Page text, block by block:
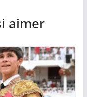
aimer